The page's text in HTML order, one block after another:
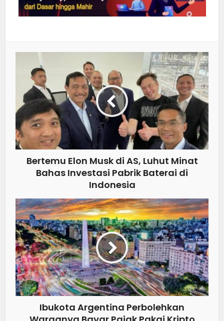
Bertemu Elon Musk di AS, Luhut Minat
Bahas Investasi Pabrik Baterai di
Indonesia
Ibukota Argentina Perbolehkan